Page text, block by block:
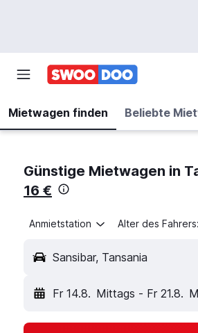
Mietwagen finden Beliebte
Günstige Mietwagen in
16 €
Anmietstation Alter des Fahrers:
Sansibar, Tansania
Fr 14.8. Mittags - Fr 21.8.